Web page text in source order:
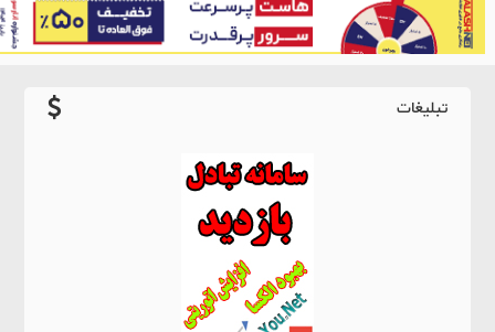
تبلیغات